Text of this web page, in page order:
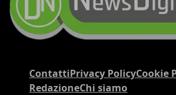
ContattiPrivacy PolicyCookie
RedazioneChi siamo